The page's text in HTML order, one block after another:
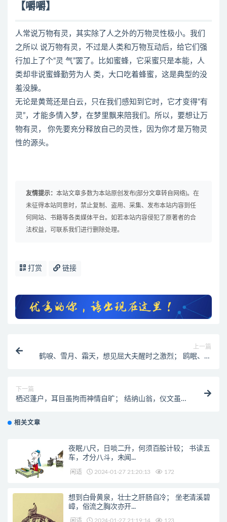
【嚼嚼】
人常说万物有灵，其实除了人之外的万物灵性极小。我们
之所以 说万物有灵，不过是人类和万物互动后，给它们强
行加上了个“灵 气”罢了。比如蜜蜂，它采蜜只是本能，人
类却非说蜜蜂勤劳为人 类，大口吃着蜂蜜，这是典型的没
羞没臊。
无论是黄莺还是白云，只在我们感知到它时，它才变得“有
灵”，才能多情入梦，在梦里飘来陪我们。所以，要想让万
物有灵， 你先要充分释放自己的灵性，因为你才是万物灵
性的源头。
友情提示： 本站文章多数为本站原创发布(部分文章转自网络)。在
未征得本站同意时，禁止复制、盗用、采集、发布本站内容到任
何网站、书籍等各类媒体平台。如若本站内容侵犯了原著者的合
法权益，可联系我们进行删除处理。
打赏 链接
上一篇
鹤唳、雪月、霜天，想见屈大夫醒时之激烈； 鸥眠、春
下一篇
栖迟蓬户，耳目虽拘而神情自旷； 结纳山翁，仪文虽略
相关文章
夜眠八尺，日啖二升，何须百般计较； 书读五
车，才分八斗，未闻...
闲适 2024-01-27 21:20:13 172
想到白骨黄泉，壮士之肝肠自冷； 坐老清溪碧
嶂，俗流之胸次亦开...
闲适 2024-01-27 21:19:14 123